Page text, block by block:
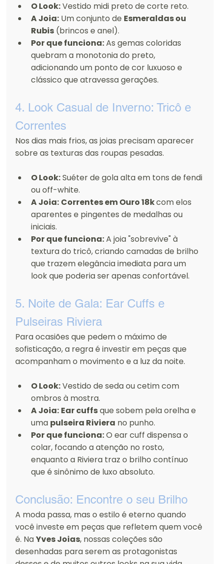
O Look: Vestido midi preto de corte reto.
A Joia: Um conjunto de Esmeraldas ou
Rubis (brincos e anel).
Por que funciona: As gemas coloridas
quebram a monotonia do preto,
adicionando um ponto de cor luxuoso e
clássico que atravessa gerações.
4. Look Casual de Inverno: Tricô e
Correntes
Nos dias mais frios, as joias precisam aparecer
sobre as texturas das roupas pesadas.
O Look: Suéter de gola alta em tons de fendi
ou off-white.
A Joia: Correntes em Ouro 18k com elos
aparentes e pingentes de medalhas ou
iniciais.
Por que funciona: A joia "sobrevive" à
textura do tricô, criando camadas de brilho
que trazem elegância imediata para um
look que poderia ser apenas confortável.
5. Noite de Gala: Ear Cuffs e
Pulseiras Riviera
Para ocasiões que pedem o máximo de
sofisticação, a regra é investir em peças que
acompanham o movimento e a luz da noite.
O Look: Vestido de seda ou cetim com
ombros à mostra.
A Joia: Ear cuffs que sobem pela orelha e
uma pulseira Riviera no punho.
Por que funciona: O ear cuff dispensa o
colar, focando a atenção no rosto,
enquanto a Riviera traz o brilho contínuo
que é sinônimo de luxo absoluto.
Conclusão: Encontre o seu Brilho
A moda passa, mas o estilo é eterno quando
você investe em peças que refletem quem você
é. Na Yves Joias, nossas coleções são
desenhadas para serem as protagonistas